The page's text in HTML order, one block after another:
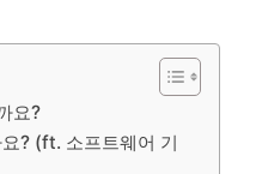
요?
? (ft. 소프트웨어 기